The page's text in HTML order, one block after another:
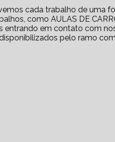
cada trabalho de uma
como AULAS DE
entrando em contato com
pelo ramo